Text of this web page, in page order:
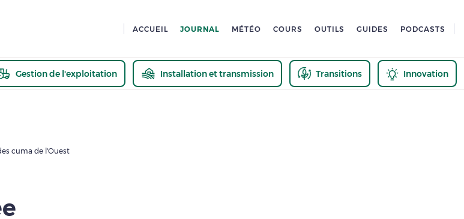
ACCUEIL JOURNAL MÉTÉO COURS OUTILS GUIDES PODCASTS
Gestion de l'exploitation Installation et transmission Transitions Innovation
cuma de l'Ouest